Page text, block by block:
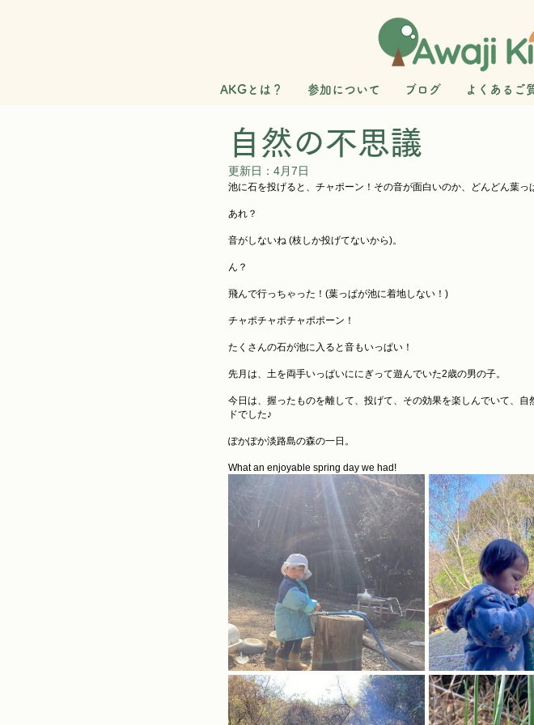
AKGとは？ 参加について ブログ よくあるご
自然の不思議
更新日： 4月7日
池に石を投げると、チャポーン！その音が面白いのか、どんどん葉っ
あれ？
音がしないね (枝しか投げてないから)。
ん？
飛んで行っちゃった！(葉っぱが池に着地しない！)
チャポチャポチャポポーン！
たくさんの石が池に入ると音もいっぱい！
先月は、土を両手いっぱいににぎって遊んでいた2歳の男の子。
今日は、握ったものを離して、投げて、その効果を楽しんでいて、
ドでした♪
ぽかぽか淡路島の森の一日。
What an enjoyable spring day we had!